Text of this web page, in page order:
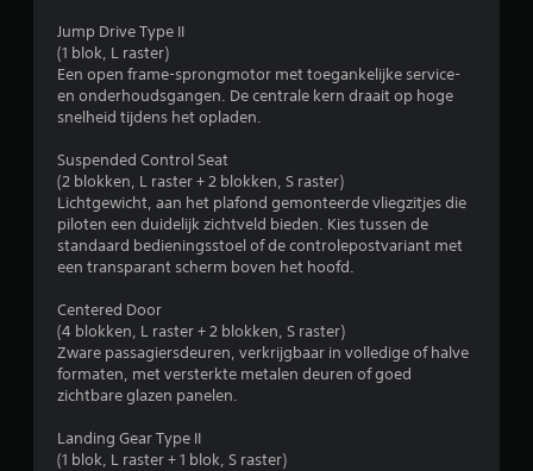
t
e
r
e
Jump Drive Type II
(1 blok, L raster)
Een open frame-sprongmotor met toegankelijke service-
en onderhoudsgangen. De centrale kern draait op hoge
snelheid tijdens het opladen.
Suspended Control Seat
(2 blokken, L raster + 2 blokken, S raster)
Lichtgewicht, aan het plafond gemonteerde vliegzitjes die
piloten een duidelijk zichtveld bieden. Kies tussen de
standaard bedieningsstoel of de controlepostvariant met
een transparant scherm boven het hoofd.
Centered Door
(4 blokken, L raster + 2 blokken, S raster)
Zware passagiersdeuren, verkrijgbaar in volledige of halve
formaten, met versterkte metalen deuren of goed
zichtbare glazen panelen.
Landing Gear Type II
(1 blok, L raster + 1 blok, S raster)